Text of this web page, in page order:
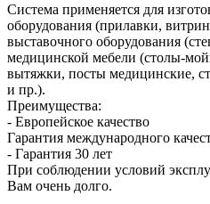
Система применяется для
оборудования (прилавки,
выставочного оборудования
медицинской мебели (столы-
вытяжки, посты медицинские,
и пр.).
Преимущества:
- Европейское качество
Гарантия международного
- Гарантия 30 лет
При соблюдении условий
Вам очень долго.